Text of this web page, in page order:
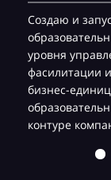
Создаю и
уровня
фасилитации
бизнес-
контуре